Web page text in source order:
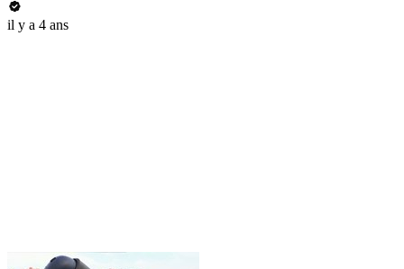
il y a 4 ans